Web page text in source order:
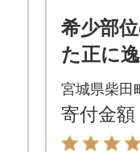
希少部
た正に
らの逸
ん 極上
8枚入り
宮城県柴田
寄付金額